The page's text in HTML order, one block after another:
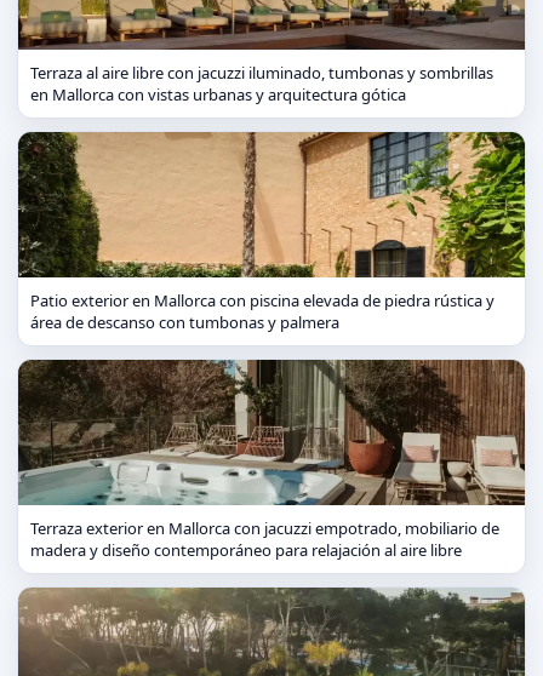
Terraza al aire libre con jacuzzi iluminado, tumbonas y sombrillas
en Mallorca con vistas urbanas y arquitectura gótica
Patio exterior en Mallorca con piscina elevada de piedra rústica y
área de descanso con tumbonas y palmera
Terraza exterior en Mallorca con jacuzzi empotrado, mobiliario de
madera y diseño contemporáneo para relajación al aire libre